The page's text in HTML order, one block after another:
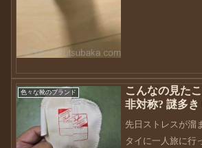
色々な靴のブランド
こんなの見た
非対称? 謎多き
先日ストレスが溜
タイに一人旅に行